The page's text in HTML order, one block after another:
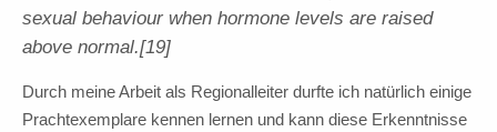
sexual behaviour when hormone levels are raised
above normal.[19]
Durch meine Arbeit als Regionalleiter durfte ich natürlich einige
Prachtexemplare kennen lernen und kann diese Erkenntnisse